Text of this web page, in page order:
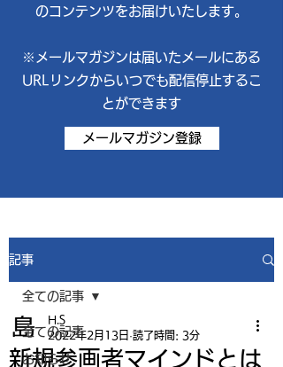
のコンテンツをお届けいたします。
※メールマガジンは届いたメールにある
URLリンクからいつでも配信停止するこ
とができます
メールマガジン登録
記事
全ての記事
お知らせ
全ての記事
新規参画者マインドとは
H.S
2022年2月13日 読了時間: 3分